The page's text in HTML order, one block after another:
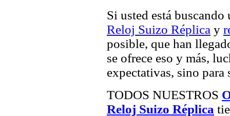
Si usted está
Reloj Suizo Réplica y
posible, que han
se ofrece eso y más,
expectativas, sino para
TODOS NUESTROS
Reloj Suizo Réplica